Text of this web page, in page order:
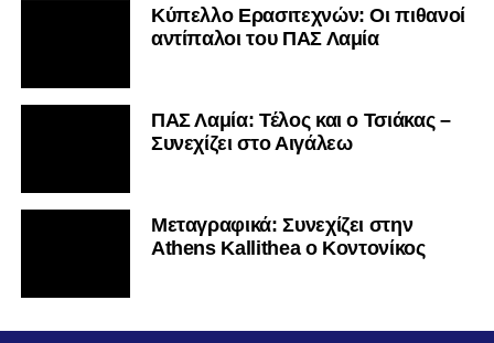
Κύπελλο Ερασιτεχνών: Οι πιθανοί
αντίπαλοι του ΠΑΣ Λαμία
ΠΑΣ Λαμία: Τέλος και ο Τσιάκας –
Συνεχίζει στο Αιγάλεω
Mεταγραφικά: Συνεχίζει στην
Athens Kallithea ο Κοντονίκος